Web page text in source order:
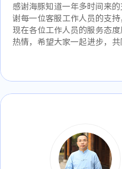
感谢海豚知道一年多时间来
谢每一位客服工作人员的支持
现在各位工作人员的服务态
热情，希望大家一起进步，共